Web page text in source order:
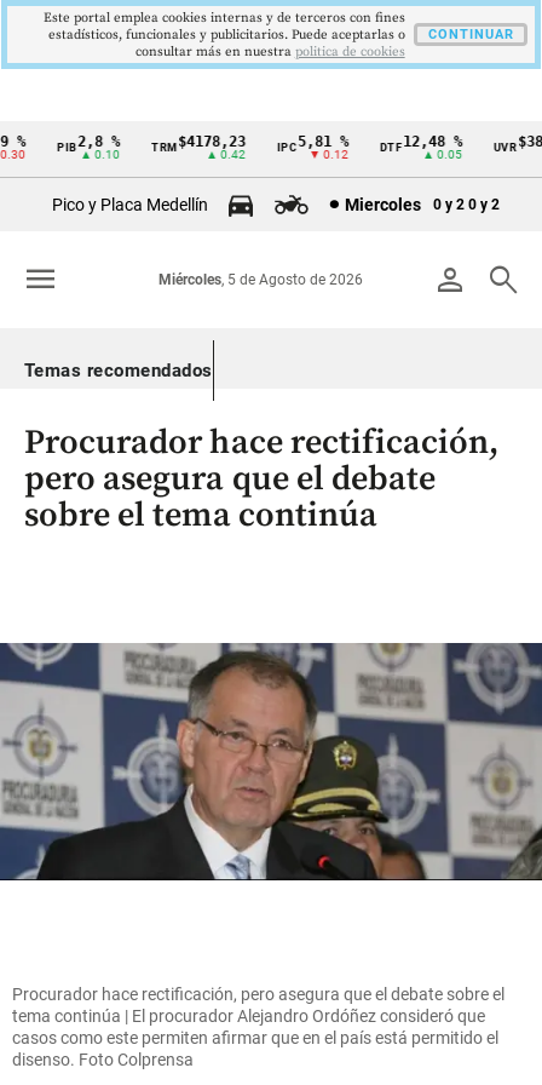
Cintillo
Colombia
2,8 %
▲ 0.10
TRM$4178,23
▲ 0.42
5,81 %
▼ 0.12
DTF12,48 %
▲ 0.05
UVR
Pico y Placa Medellín Miercoles 0 y 2 0 y 2
person search
Miércoles, 5 de Agosto de 2026
menu
Temas recomendados
Procurador hace rectificación,
pero asegura que el debate
sobre el tema continúa
Procurador hace rectificación, pero asegura que el debate sobre el
tema continúa | El procurador Alejandro Ordóñez consideró que
casos como este permiten afirmar que en el país está permitido el
disenso. Foto Colprensa
Este portal emplea cookies internas y de terceros con fines
estadísticos, funcionales y publicitarios. Puede aceptarlas o
consultar más en nuestra politica de cookies
CONTINUAR